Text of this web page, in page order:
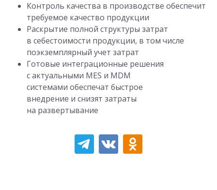
Контроль качества в производстве обеспечит
требуемое качество продукции
Раскрытие полной структуры затрат
в себестоимости продукции, в том числе
поэкземплярный учет затрат
Готовые интеграционные решения
с актуальными MES и MDM
системами обеспечат быстрое
внедрение и снизят затраты
на развертывание